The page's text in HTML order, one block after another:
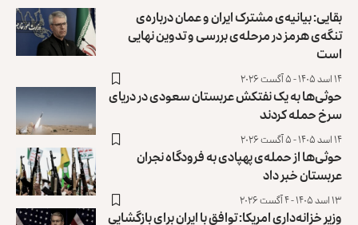
بقایی: بیانیه‌ی مشترک ایران و عمان درباره‌ی
تنگه‌ی هرمز در مرحله‌ی بررسی و تدوین نهایی
است
۱۴ اسد ۱۴۰۵ - ۵ آگست ۲۰۲۶
حوثی‌ها به یک نفتکش عربستان سعودی در دریای
سرخ حمله کردند
۱۴ اسد ۱۴۰۵ - ۵ آگست ۲۰۲۶
حوثی‌ها از حمله‌ی پهپادی به فرودگاه نجران
عربستان خبر داد
۱۳ اسد ۱۴۰۵ - ۴ آگست ۲۰۲۶
وزیر خزانه‌داری امریکا: توافق با ایران برای بازگشایی